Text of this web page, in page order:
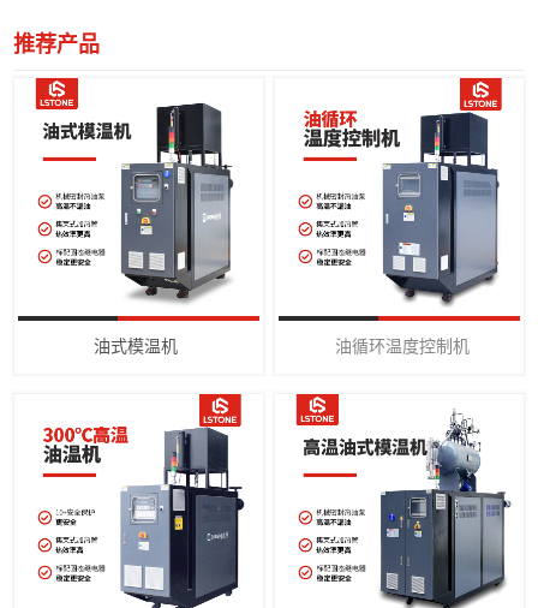
推荐产品
油式模温机 油循环温度控制机